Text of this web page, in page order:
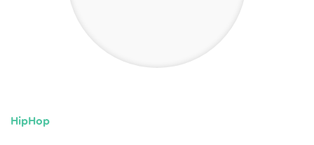
HipHop